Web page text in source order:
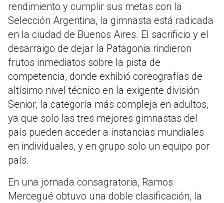
rendimiento y cumplir sus metas con la
Selección Argentina, la gimnasta está radicada
en la ciudad de Buenos Aires. El sacrificio y el
desarraigo de dejar la Patagonia rindieron
frutos inmediatos sobre la pista de
competencia, donde exhibió coreografías de
altísimo nivel técnico en la exigente división
Senior, la categoría más compleja en adultos,
ya que solo las tres mejores gimnastas del
país pueden acceder a instancias mundiales
en individuales, y en grupo solo un equipo por
país.
En una jornada consagratoria, Ramos
Mercegué obtuvo una doble clasificación, la